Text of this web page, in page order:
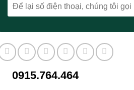
0915.764.464